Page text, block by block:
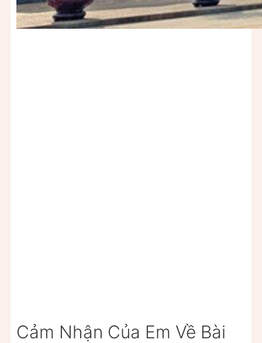
Cảm Nhận Của Em Về Bài